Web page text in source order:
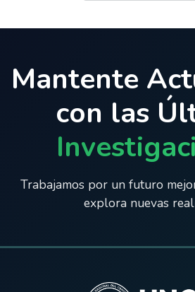
Mantente
con las
Trabajamos por un futuro
explora nuevas